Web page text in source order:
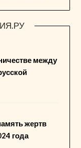
между
жертв
года